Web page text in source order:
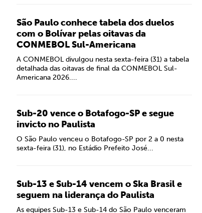
São Paulo conhece tabela dos duelos
com o Bolívar pelas oitavas da
CONMEBOL Sul-Americana
A CONMEBOL divulgou nesta sexta-feira (31) a tabela
detalhada das oitavas de final da CONMEBOL Sul-
Americana 2026....
Sub-20 vence o Botafogo-SP e segue
invicto no Paulista
O São Paulo venceu o Botafogo-SP por 2 a 0 nesta
sexta-feira (31), no Estádio Prefeito José...
Sub-13 e Sub-14 vencem o Ska Brasil e
seguem na liderança do Paulista
As equipes Sub-13 e Sub-14 do São Paulo venceram